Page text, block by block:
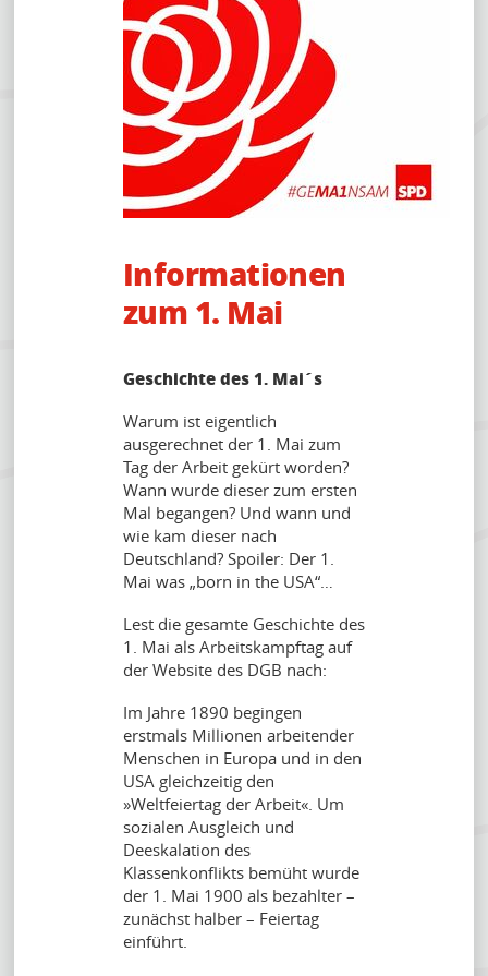
KONTAKT
Informationen
zum 1. Mai
Geschichte des 1. Mai´s
Warum ist eigentlich
ausgerechnet der 1. Mai zum
Tag der Arbeit gekürt worden?
Wann wurde dieser zum ersten
Mal begangen? Und wann und
wie kam dieser nach
Deutschland? Spoiler: Der 1.
Mai was „born in the USA“…
Lest die gesamte Geschichte des
1. Mai als Arbeitskampftag auf
der Website des DGB nach:
Im Jahre 1890 begingen
erstmals Millionen arbeitender
Menschen in Europa und in den
USA gleichzeitig den
»Weltfeiertag der Arbeit«. Um
sozialen Ausgleich und
Deeskalation des
Klassenkonflikts bemüht wurde
der 1. Mai 1900 als bezahlter –
zunächst halber – Feiertag
einführt.